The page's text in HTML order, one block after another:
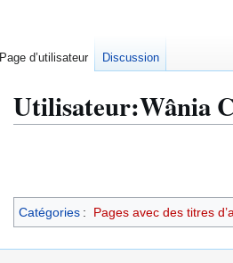
Utilisateur:Wânia
navigation
recherche
Catégories : Pages avec des titres
Page d’utilisateur Discussion